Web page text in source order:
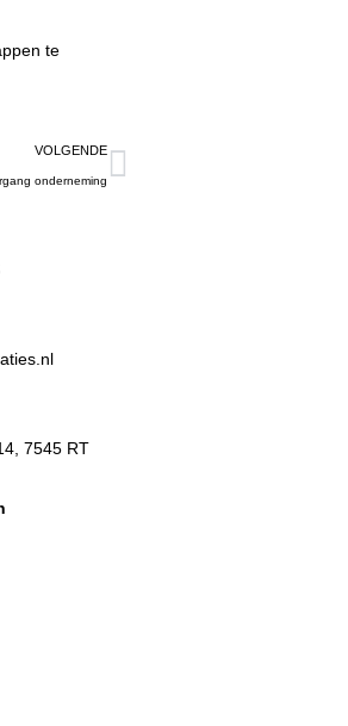
te
VOLGENDE
onderneming
7545 RT